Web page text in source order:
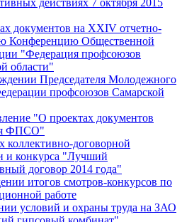
документов на XXIV отчетно-
Конференцию Общественной
"Федерация профсоюзов
области"
Председателя Молодежного
профсоюзов Самарской
"О проектах документов
ФПСО"
коллективно-договорной
и конкурса "Лучший
договор 2014 года"
итогов смотров-конкурсов по
работе
условий и охраны труда на ЗАО